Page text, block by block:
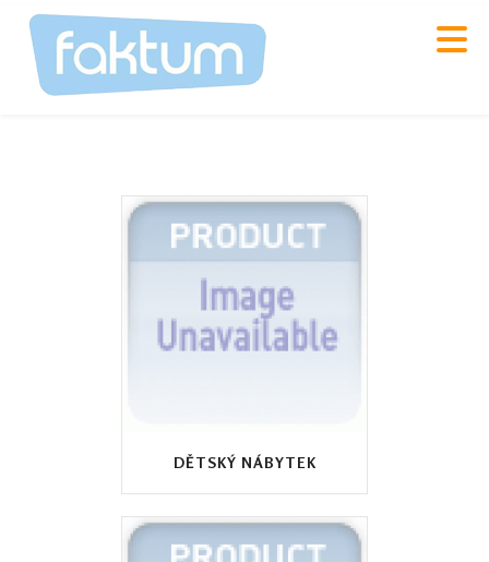
DĚTSKÝ NÁBYTEK